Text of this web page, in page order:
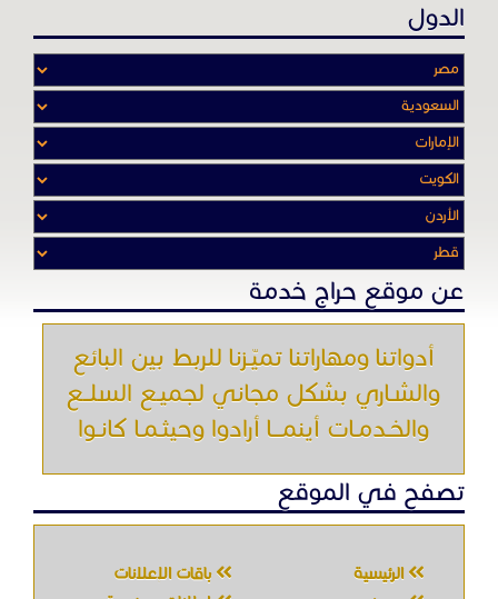
الدول
عن موقع حراج خدمة
أدواتنا ومهاراتنا تميّـزنا للربط بين البائع
والشـاري بشكل مجاني لجميـع السلــع
والخـدمـات أينمـــا أرادوا وحيثـمـا كانـوا
تصفح في الموقع
الرئيسية
باقات الإعلانات